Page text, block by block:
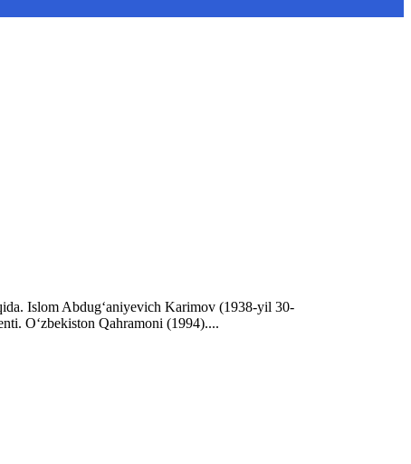
Islom Abdugʻaniyevich Karimov (1938-yil 30-
Oʻzbekiston Qahramoni (1994)....